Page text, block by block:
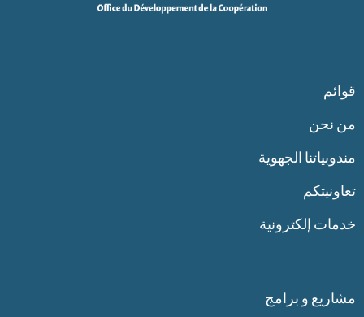
قوائم
من نحن
مندوبياتنا الجهوية
تعاونيتكم
خدمات إلكترونية
مشاريع و برامج